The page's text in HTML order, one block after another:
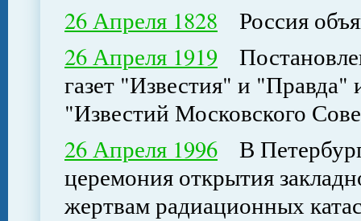
26 Апреля 1828 Россия
26 Апреля 1919
газет "Известия" и "Правда"
"Известий Московского
26 Апреля 1996 В
церемония открытия
жертвам радиационных